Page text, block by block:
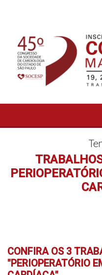
Organização
Programação
CONFIRA OS 3
"PERIOPERATÓRIO